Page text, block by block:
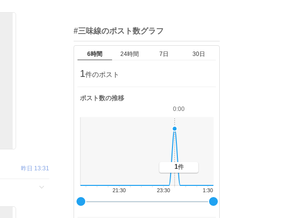
昨日 13:31
#三味線のポスト数グラフ
6時間 24時間 7日 30日
1件のポスト
ポスト数の推移
1:30
23:30
21:30
0:00
1件